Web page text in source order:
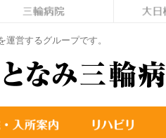
営するグループです。